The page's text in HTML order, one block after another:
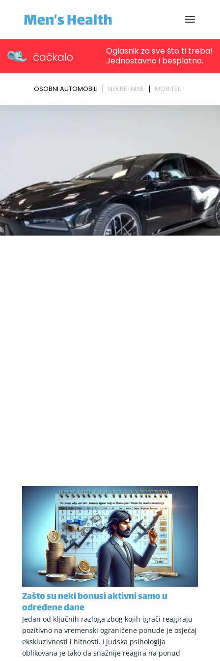
Zašto su neki bonusi aktivni samo u
određene dane
Jedan od ključnih razloga zbog kojih igrači reagiraju
pozitivno na vremenski ograničene ponude je osjećaj
ekskluzivnosti i hitnosti. Ljudska psihologija
oblikovana je tako da snažnije reagira na ponud